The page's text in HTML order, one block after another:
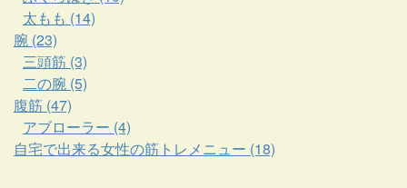
太もも (14)
腕 (23)
三頭筋 (3)
二の腕 (5)
腹筋 (47)
アブローラー (4)
自宅で出来る女性の筋トレメニュー (18)